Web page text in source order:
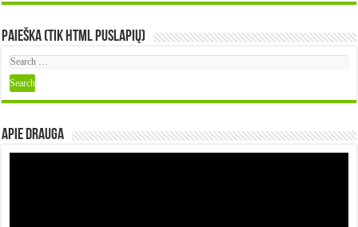
Paieška (tik HTML puslapių)
Apie DRAUGA